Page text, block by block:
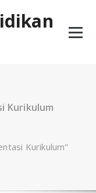
Kurikulum
Kurikulum"